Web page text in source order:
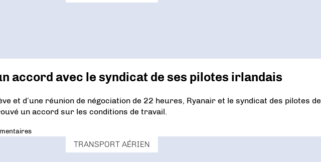
accord avec le syndicat de ses pilotes irlandais
et d’une réunion de négociation de 22 heures, Ryanair et le syndicat des pilotes de
un accord sur les conditions de travail.
TRANSPORT AÉRIEN